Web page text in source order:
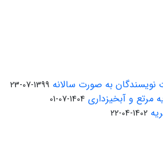
به صورت سالانه 1399-07-23
مرتع و آبخیزداری 1404-07-01
1402-04-22